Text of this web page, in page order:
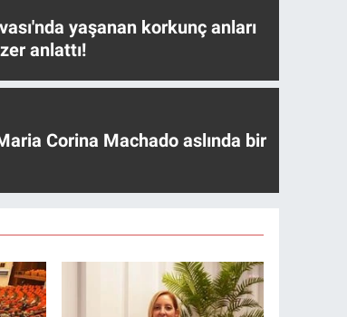
yaşanan korkunç anları
anlattı!
Corina Machado aslında bir